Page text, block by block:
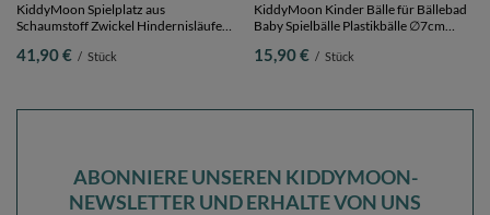
KiddyMoon Spielplatz aus
Schaumstoff Zwickel Hindernisläufen,
41,90 € / Stück
KiddyMoon Kinder Bälle für Bällebad
Baby Spielbälle Plastikbälle ∅7cm
50 Bälle/7cm
15,90 € / Stück
ABONNIERE UNSEREN KIDDYMOON-
NEWSLETTER UND ERHALTE VON UNS